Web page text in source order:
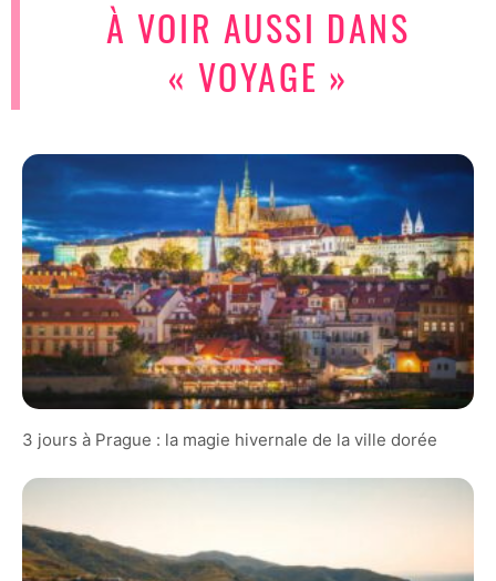
À VOIR AUSSI DANS
« VOYAGE »
3 jours à Prague : la magie hivernale de la ville dorée